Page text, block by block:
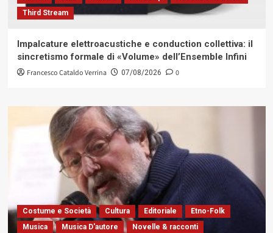
Third Stream
Impalcature elettroacustiche e conduction collettiva: il
sincretismo formale di «Volume» dell’Ensemble Infini
Francesco Cataldo Verrina 07/08/2026 0
Costume e Società Cultura Editoriale
Etno-Folk
Musica
Musica D'autore
Novelle & racconti